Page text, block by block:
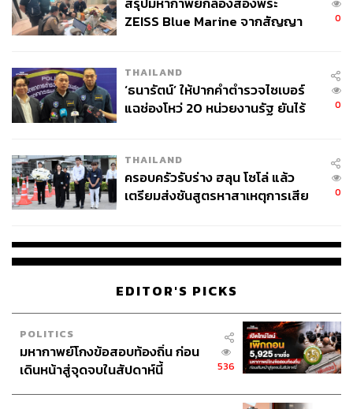
นั้นมีความหลากหลายมาก จากแต่ก่อนที่มีเพียง LGBT
(Lesbian, Gay, Bisexual, Transgender) ก็มีการเพิ่ม
เครื่องหมาย + (และอื่นๆ) เข้าไป เพื่อที่จะโอบอุ้มทุกคนไม่ว่า
จะเป็นเพศใด ซึ่งหลายสังคมก็มีการตระหนักถึงเรื่องความ
หลากหลายทางเพศและเปิดรับที่ต่างกัน อย่างในสังคมอังกฤษ
ซึ่งดูจะเหมือนเปิดกว้างนั้น แต่สำหรับ Transgender หรือกลุ่ม
ต้องการการยอมรับที่มากขึ้นอยู่ ส่วนสังคมไทยที่ดูเปิดกว้าง
กับ LGBTQ+ ก็ยังคงหลงลืมบางเพศไป และควรที่จะ
Inclusive หรือเปิดรับโอบอุ้มเข้ามาด้วยเช่นกัน
นักเขียนนิยายยูริชื่อดังอย่างเอม ชี้ประเด็นไว้อย่างน่าสนใจว่า
บางครั้งที่คนเราเผลอเหยียดเพศกันนั้นอาจจะเป็นเพราะสิ่งที่
และยังไม่มีความรู้ความเข้าใจในเรื่องดังกล่าวที่มากพอ เช่น
การเรียกบางคนว่าเป็นกะเทย ทั้งๆ ที่ตัวเขาเองอาจจะไม่ได้
นิยามตัวเองว่าเป็นเช่นนั้น ก็เกิดจากความไม่รู้และการเลือก
ใช้คำที่ไม่เหมาะสมจากคลังคำที่มีอยู่อย่างจำกัด แต่ทุกคนก็
สามารถที่จะค่อยๆ ช่วยกันสร้างความตระหนักรู้ให้เกิดขึ้นได้
ซึ่งอาจจะเริ่มจากหน่วยที่เล็กที่สุดอย่างในบ้าน ในครอบครัว
ZEISS Blue Marine จากสัญญา
จ่ายหนี้-แอบระบุแบรนด์
0
THAILAND
‘ธนารัตน์’ ให้ปากคำตำรวจไซเบอร์
แฉช่องโหว่ 20 หน่วยงานรัฐ ยันไร้
0
THAILAND
ครอบครัวรับร่าง ฮลุน โซโล่ แล้ว
เตรียมส่งชันสูตรหาสาเหตุการเสีย
0
EDITOR'S PICKS
POLITICS
มหากาพย์โกงข้อสอบท้องถิ่น ก่อน
เดินหน้าสู่จุดจบในสัปดาห์นี้
536